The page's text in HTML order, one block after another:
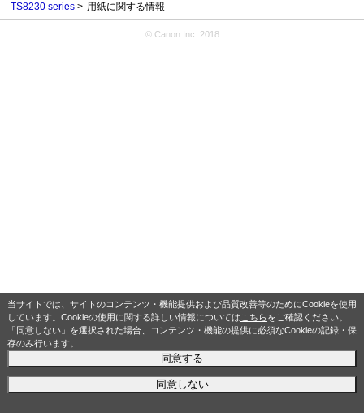
当サイトでは、サイトのコンテンツ・機能提供および品質改善等のためにCookieを使用
しています。Cookieの使用に関する詳しい情報については こちらをご確認ください。
「同意しない」を選択された場合、コンテンツ・機能の提供に必須なCookieの記録・保
存のみ行います。
同意する
同意しない
TS8230 series 用紙に関する情報
© Canon Inc. 2018